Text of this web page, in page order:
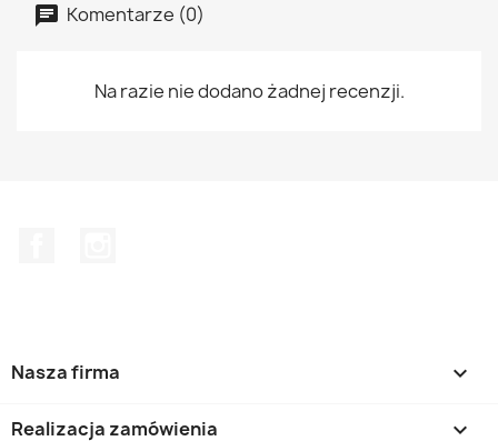
Komentarze (0)
Na razie nie dodano żadnej recenzji.
Nasza firma 
Realizacja zamówienia 